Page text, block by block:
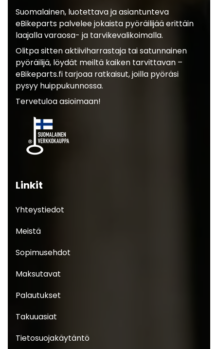
Suomalainen, luotettava ja asiantunteva
eBikeparts palvelee jokaista pyöräilijää erittäin
laajalla varaosa- ja tarvikevalikoimalla.
Olitpa sitten aktiiviharrastaja tai satunnainen
pyöräilijä, löydät meiltä kaiken tarvittavan –
eBikeparts.fi tarjoaa ratkaisut, joilla pyöräsi
pysyy huippukunnossa.
Tervetuloa asioimaan!
Linkit
Yhteystiedot
Meistä
Sopimusehdot
Maksutavat
Palautukset
Takuuasiat
Tietosuojakäytäntö